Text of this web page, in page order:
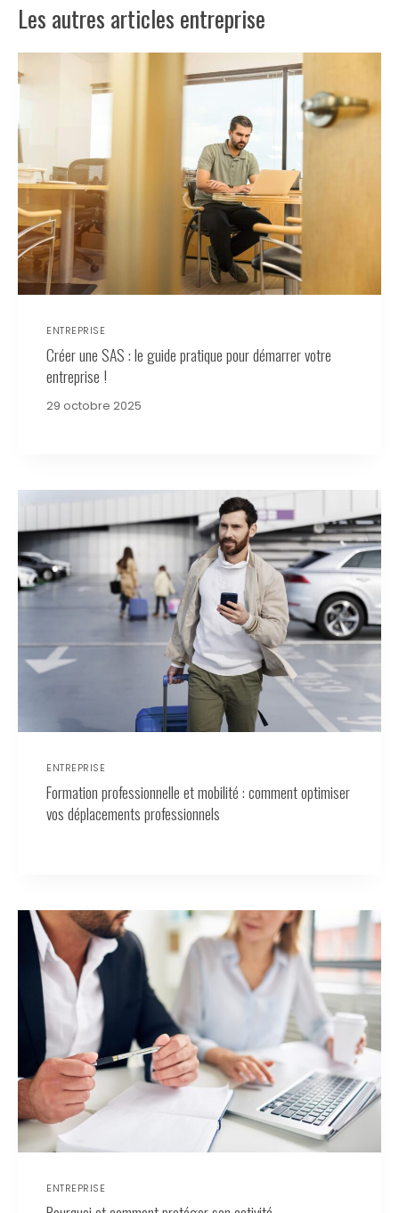
Les autres articles entreprise
ENTREPRISE
Créer une SAS : le guide pratique pour démarrer votre
entreprise !
29 octobre 2025
ENTREPRISE
Formation professionnelle et mobilité : comment optimiser
vos déplacements professionnels
ENTREPRISE